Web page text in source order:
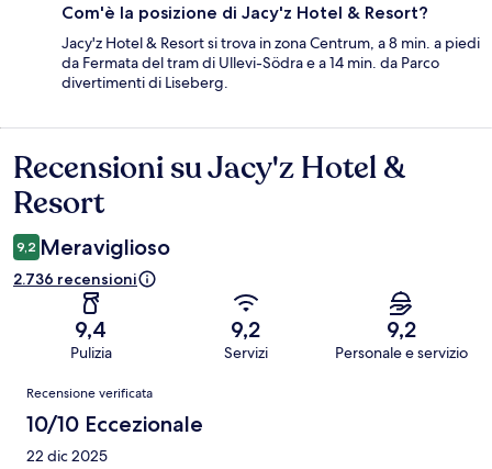
Com'è la posizione di Jacy'z Hotel & Resort?
Jacy'z Hotel & Resort si trova in zona Centrum, a 8 min. a piedi
da Fermata del tram di Ullevi-Södra e a 14 min. da Parco
divertimenti di Liseberg.
Recensioni
Recensioni su Jacy'z Hotel &
Resort
9,2 Meraviglioso
2.736 recensioni
9,4
Pulizia
9,2
Servizi
9,2
Personale e servizio
Recensioni
Recensione verificata
10/10 Eccezionale
22 dic 2025